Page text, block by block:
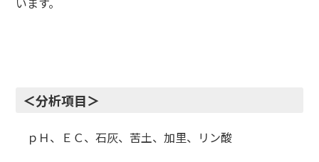
＜分析項目＞
ｐＨ、ＥＣ、石灰、苦土、加里、リン酸